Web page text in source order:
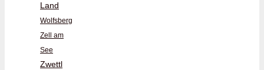
Land
Wolfsberg
Zell am
See
Zwettl